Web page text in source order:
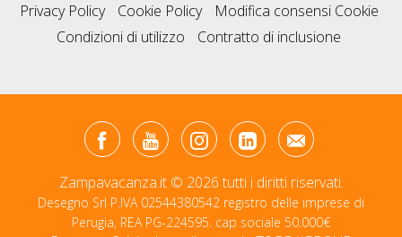
Privacy Policy
Cookie Policy
Modifica consensi Cookie
Condizioni di utilizzo
Contratto di inclusione
Zampavacanza.it © 2026 tutti i diritti riservati.
Desegno Srl P.IVA 02544380542 registro delle imprese di
Perugia, REA PG-224595. cap sociale 50.000€